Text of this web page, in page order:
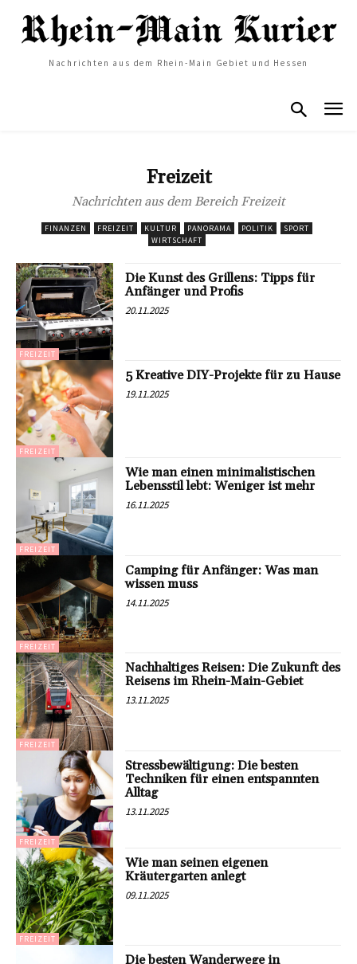
Nachrichten aus dem Rhein-Main Gebiet und Hessen
Freizeit
Nachrichten aus dem Bereich Freizeit
FINANZEN FREIZEIT KULTUR PANORAMA POLITIK
SPORT
WIRTSCHAFT
FREIZEIT
Die Kunst des Grillens: Tipps für
Anfänger und Profis
20.11.2025
FREIZEIT
5 Kreative DIY-Projekte für zu Hause
19.11.2025
FREIZEIT
Wie man einen minimalistischen
Lebensstil lebt: Weniger ist mehr
16.11.2025
FREIZEIT
Camping für Anfänger: Was man
wissen muss
14.11.2025
FREIZEIT
Nachhaltiges Reisen: Die Zukunft des
Reisens im Rhein-Main-Gebiet
13.11.2025
FREIZEIT
Stressbewältigung: Die besten
Techniken für einen entspannten
Alltag
13.11.2025
FREIZEIT
Wie man seinen eigenen
Kräutergarten anlegt
09.11.2025
Die besten Wanderwege in